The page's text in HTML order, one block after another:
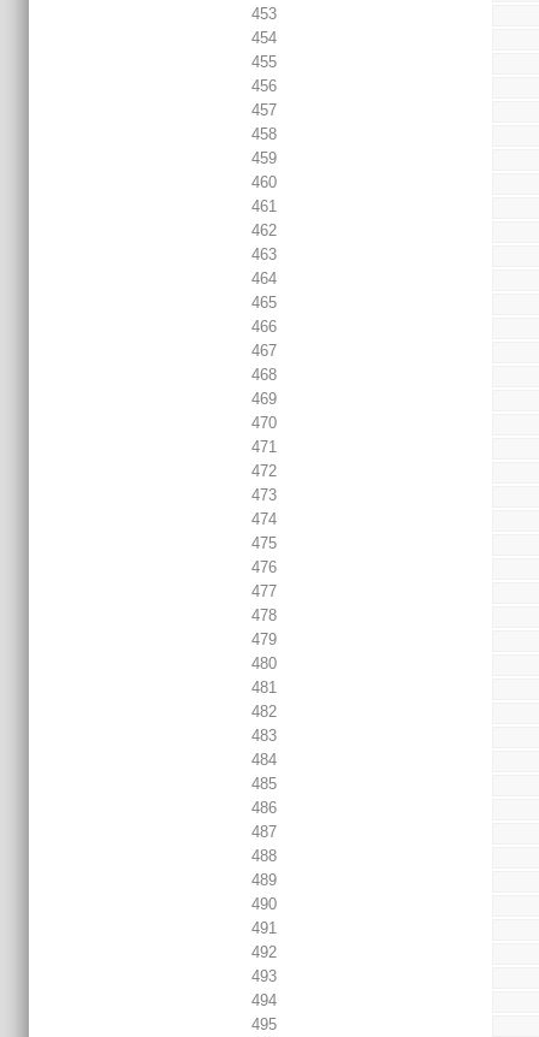
453
454
455
456
457
458
459
460
461
462
463
464
465
466
467
468
469
470
471
472
473
474
475
476
477
478
479
480
481
482
483
484
485
486
487
488
489
490
491
492
493
494
495